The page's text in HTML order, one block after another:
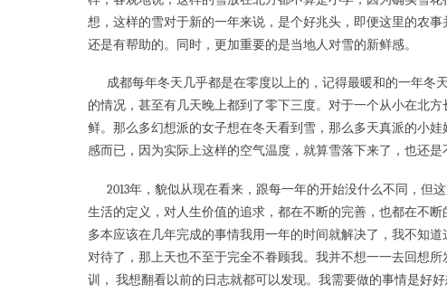
想，这样的雪对于新的一年来说，是个好兆头，即便这里的农
还是有帮助的。同时，更加重要的是当地人对雪的新鲜感。
成都每年冬天几乎都是在零度以上的，记得最暖和的一年冬
的情况，甚至有几天晚上都到了零下三度。对于一个从小在北
鲜。那么多幻想派的女子想在冬天看到雪，那么多天真派的小
感而已，因为实际上这样的空气温度，就算雪落下来了，也还是
2013年，貌似从现在看来，跟每一年的开始没什么不同，但
生活的定义，对人生价值的追求，都在不断的完善，也都在不
多本应该在几年完成的事情我用一年的时间就解决了，我不知
对待了，那上天也不至于完全不眷顾我。我并不想一一去回想
训， 我想翻看以前的日志就都可以发现。我需要做的事情是好